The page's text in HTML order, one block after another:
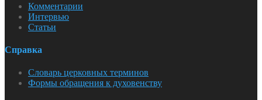
Комментарии
Интервью
Статьи
Справка
Словарь церковных терминов
Формы обращения к духовенству